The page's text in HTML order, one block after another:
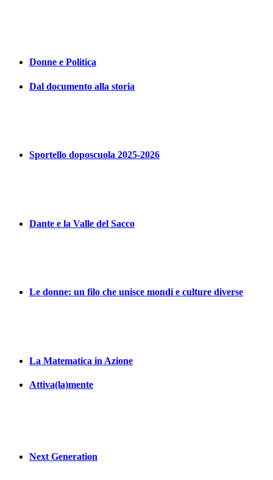
Donne e Politica
Dal documento alla storia
Sportello doposcuola 2025-2026
Dante e la Valle del Sacco
Le donne: un filo che unisce mondi e culture diverse
La Matematica in Azione
Attiva(la)mente
Next Generation